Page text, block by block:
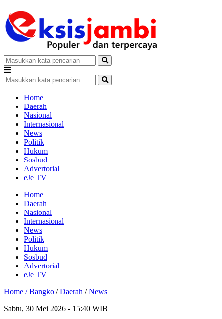
Home
Daerah
Nasional
Internasional
News
Politik
Hukum
Sosbud
Advertorial
eJe TV
Home
Daerah
Nasional
Internasional
News
Politik
Hukum
Sosbud
Advertorial
eJe TV
Home /Bangko /Daerah /News
Sabtu, 30 Mei 2026 - 15:40 WIB